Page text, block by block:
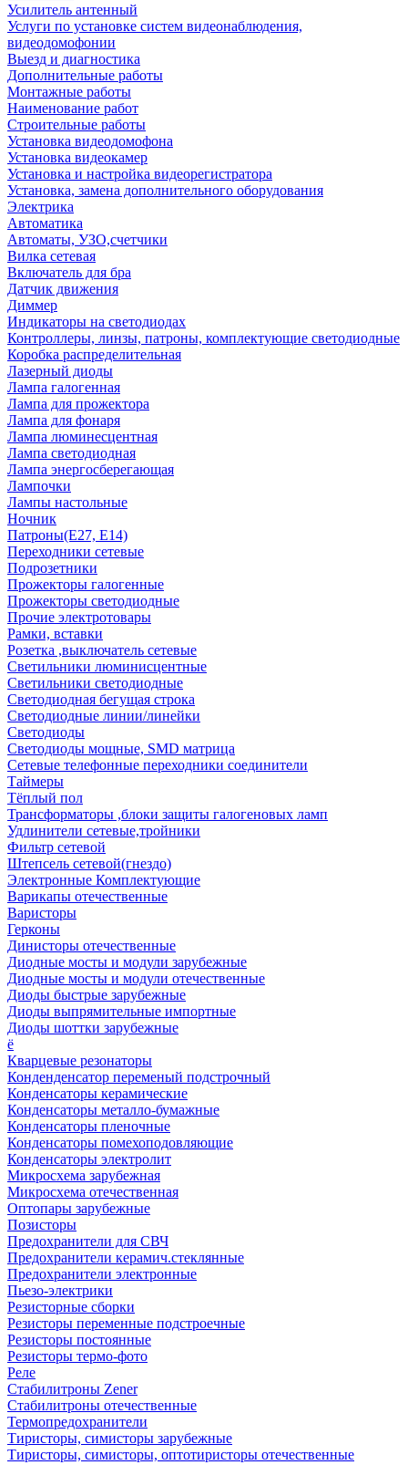
Усилитель антенный
Услуги по установке систем видеонаблюдения,
видеодомофонии
Выезд и диагностика
Дополнительные работы
Монтажные работы
Наименование работ
Строительные работы
Установка видеодомофона
Установка видеокамер
Установка и настройка видеорегистратора
Установка, замена дополнительного оборудования
Электрика
Автоматика
Автоматы, УЗО,счетчики
Вилка сетевая
Включатель для бра
Датчик движения
Диммер
Индикаторы на светодиодах
Контроллеры, линзы, патроны, комплектующие светодиодные
Коробка распределительная
Лазерный диоды
Лампа галогенная
Лампа для прожектора
Лампа для фонаря
Лампа люминесцентная
Лампа светодиодная
Лампа энергосберегающая
Лампочки
Лампы настольные
Ночник
Патроны(Е27, Е14)
Переходники сетевые
Подрозетники
Прожекторы галогенные
Прожекторы светодиодные
Прочие электротовары
Рамки, вставки
Розетка ,выключатель сетевые
Светильники люминисцентные
Светильники светодиодные
Светодиодная бегущая строка
Светодиодные линии/линейки
Светодиоды
Светодиоды мощные, SMD матрица
Сетевые телефонные переходники соединители
Таймеры
Тёплый пол
Трансформаторы ,блоки защиты галогеновых ламп
Удлинители сетевые,тройники
Фильтр сетевой
Штепсель сетевой(гнездо)
Электронные Комплектующие
Варикапы отечественные
Варисторы
Герконы
Динисторы отечественные
Диодные мосты и модули зарубежные
Диодные мосты и модули отечественные
Диоды быстрые зарубежные
Диоды выпрямительные импортные
Диоды шоттки зарубежные
ё
Кварцевые резонаторы
Конденденсатор переменый подстрочный
Конденсаторы керамические
Конденсаторы металло-бумажные
Конденсаторы пленочные
Конденсаторы помехоподовляющие
Конденсаторы электролит
Микросхема зарубежная
Микросхема отечественная
Оптопары зарубежные
Позисторы
Предохранители для СВЧ
Предохранители керамич.стеклянные
Предохранители электронные
Пьезо-электрики
Резисторные сборки
Резисторы переменные подстроечные
Резисторы постоянные
Резисторы термо-фото
Реле
Стабилитроны Zener
Стабилитроны отечественные
Термопредохранители
Тиристоры, симисторы зарубежные
Тиристоры, симисторы, оптотиристоры отечественные